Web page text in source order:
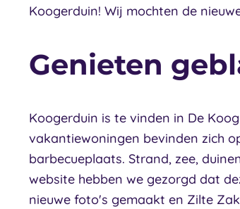
Koogerduin! Wij mochten de
Genieten
Koogerduin is te vinden in De
vakantiewoningen bevinden zich
barbecueplaats. Strand, zee,
website hebben we gezorgd dat
nieuwe foto's gemaakt en Zilte